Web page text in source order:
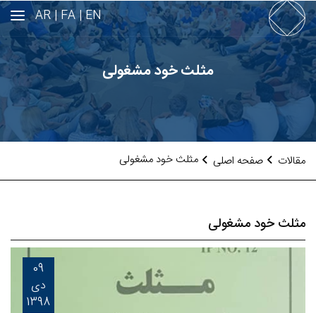
EN |
FA |
AR
مثلث خود مشغولی
مقالات صفحه اصلی مثلث خود مشغولی
مثلث خود مشغولی
09
دی
1398